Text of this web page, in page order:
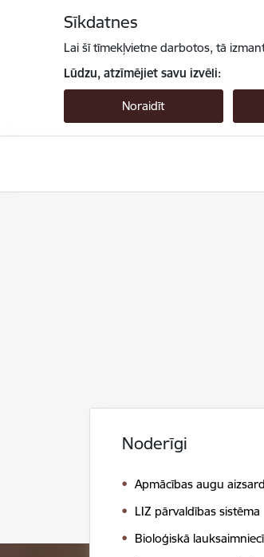
Sīkdatnes
Lai šī tīmekļvietne darbotos, tā
Lūdzu, atzīmējiet savu izvēli:
Noraidīt
Noderīgi
Apmācības augu
LIZ pārvaldības sistēma
Bioloģiskā